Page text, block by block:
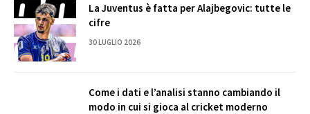
La Juventus è fatta per Alajbegovic: tutte le
cifre
30 LUGLIO 2026
Come i dati e l’analisi stanno cambiando il
modo in cui si gioca al cricket moderno